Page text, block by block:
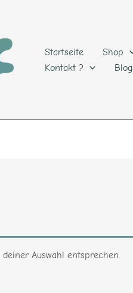
Startseite
Shop
Kontakt ?
Blog
Auswahl entsprechen.